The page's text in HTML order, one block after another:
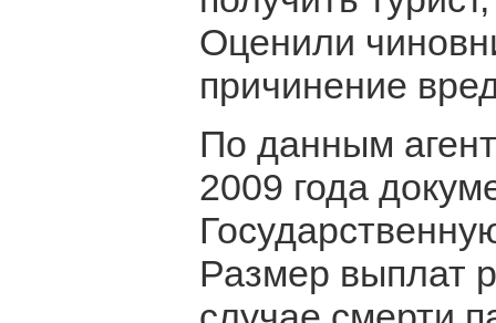
Оценили
причинение
По данным
2009 года
Размер выплат